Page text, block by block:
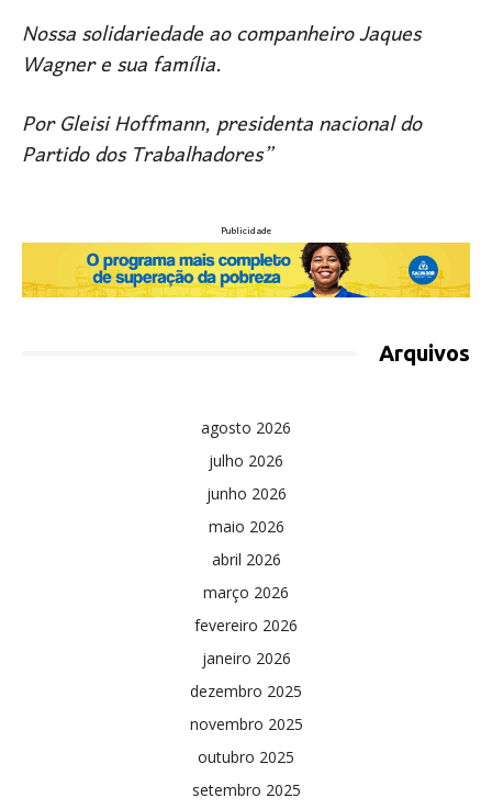
Nossa solidariedade ao companheiro Jaques
Wagner e sua família.
Por Gleisi Hoffmann, presidenta nacional do
Partido dos Trabalhadores”
Publicidade
Arquivos
agosto 2026
julho 2026
junho 2026
maio 2026
abril 2026
março 2026
fevereiro 2026
janeiro 2026
dezembro 2025
novembro 2025
outubro 2025
setembro 2025